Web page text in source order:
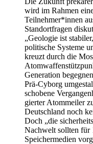
wird im Rahmen
Teilnehmer*innen
Standortfragen
„Geologie ist
poli­ti­sche Systeme
kreuzt durch die
Generation
Prä-Cyborg
scho­be­ne
gier­ter Atommeiler
Deutschland noch
Doch „die
Nachwelt soll­ten für
Speichermedien